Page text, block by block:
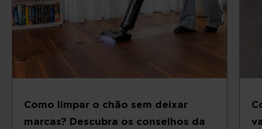
Como limpar o chão sem deixar
marcas? Descubra os conselhos da